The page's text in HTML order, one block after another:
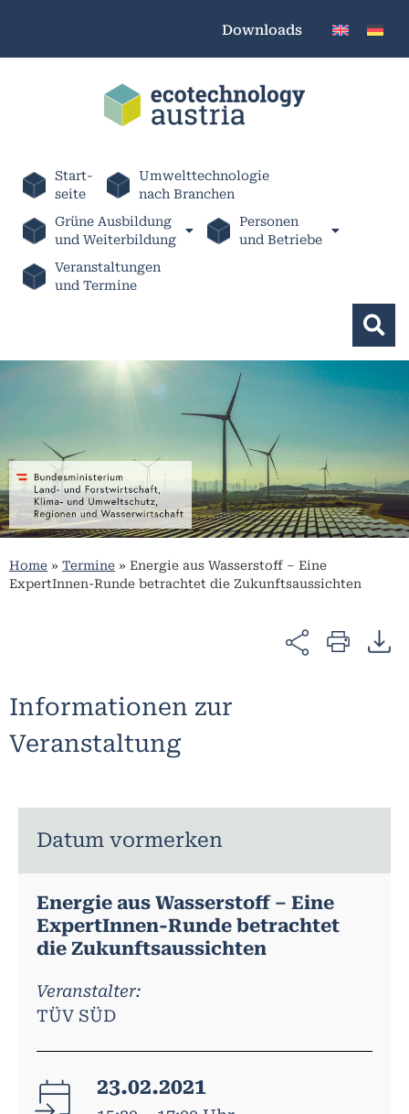
Downloads
Start-
seite
Umwelttechnologie
nach Branchen
Grüne Ausbildung
und Weiterbildung
Personen
und Betriebe
Veranstaltungen
und Termine
Home » Termine » Energie aus Wasserstoff – Eine
ExpertInnen-Runde betrachtet die Zukunftsaussichten
Informationen zur
Veranstaltung
Datum vormerken
Energie aus Wasserstoff – Eine
ExpertInnen-Runde betrachtet
die Zukunftsaussichten
Veranstalter:
TÜV SÜD
23.02.2021